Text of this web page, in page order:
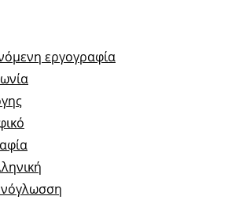
εργογραφία